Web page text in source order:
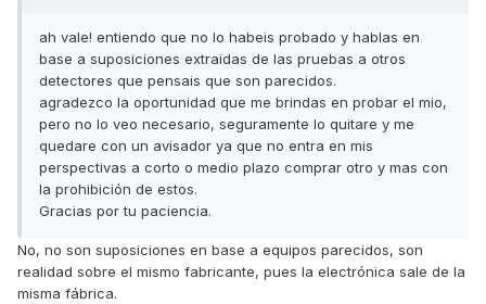
ah vale! entiendo que no lo habeis probado y hablas en
base a suposiciones extraidas de las pruebas a otros
detectores que pensais que son parecidos.
agradezco la oportunidad que me brindas en probar el mio,
pero no lo veo necesario, seguramente lo quitare y me
quedare con un avisador ya que no entra en mis
perspectivas a corto o medio plazo comprar otro y mas con
la prohibición de estos.
Gracias por tu paciencia.
No, no son suposiciones en base a equipos parecidos, son
realidad sobre el mismo fabricante, pues la electrónica sale de la
misma fábrica.